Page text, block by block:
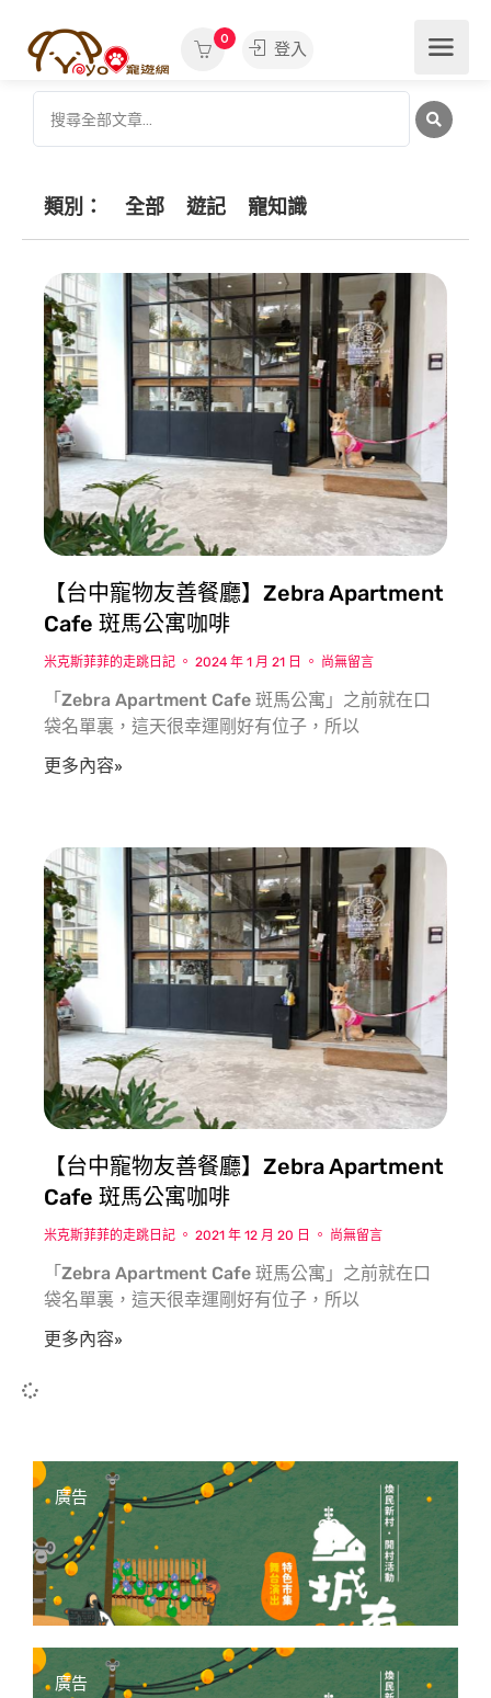
0
登入
類別： 全部 遊記 寵知識
【台中寵物友善餐廳】Zebra Apartment
Cafe 斑馬公寓咖啡
米克斯菲菲的走跳日記 2024 年 1 月 21 日 尚無留言
「Zebra Apartment Cafe 斑馬公寓」之前就在口
袋名單裏，這天很幸運剛好有位子，所以
更多內容»
【台中寵物友善餐廳】Zebra Apartment
Cafe 斑馬公寓咖啡
米克斯菲菲的走跳日記 2021 年 12 月 20 日 尚無留言
「Zebra Apartment Cafe 斑馬公寓」之前就在口
袋名單裏，這天很幸運剛好有位子，所以
更多內容»
廣告
廣告